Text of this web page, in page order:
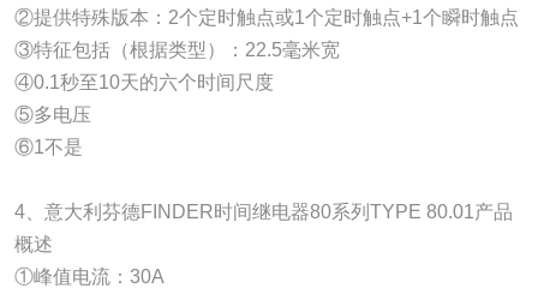
②提供特殊版本：2个定时触点或1个定时触点+1个瞬时触点
③特征包括（根据类型）：22.5毫米宽
④0.1秒至10天的六个时间尺度
⑤多电压
⑥1不是
4、意大利芬德FINDER时间继电器80系列TYPE 80.01产品
概述
①峰值电流：30A